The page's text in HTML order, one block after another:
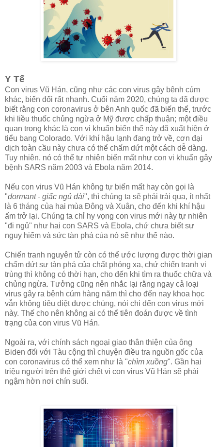
Y Tế
Con virus Vũ Hán, cũng như các con virus gây bệnh cúm
khác, biến đổi rất nhanh. Cuối năm 2020, chúng ta đã được
biết rằng con coronavirus ở bên Anh quốc đã biến thể, trước
khi liều thuốc chủng ngừa ở Mỹ được chấp thuận; một điều
quan trọng khác là con vi khuẩn biến thể này đã xuất hiện ở
tiểu bang Colorado. Với khí hậu lạnh đang trở về, cơn đại
dịch toàn cầu này chưa có thể chấm dứt một cách dễ dàng.
Tuy nhiên, nó có thể tự nhiên biến mất như con vi khuẩn gây
bệnh SARS năm 2003 và Ebola năm 2014.
Nếu con virus Vũ Hán không tự biến mất hay còn gọi là
"dormant - giấc ngủ dài", thì chúng ta sẽ phải trải qua, ít nhất
là 6 tháng của hai mùa Đông và Xuân, cho đến khi khí hậu
ấm trở lại. Chúng ta chỉ hy vọng con virus mới này tự nhiên
"đi ngủ" như hai con SARS và Ebola, chứ chưa biết sự
nguy hiểm và sức tàn phá của nó sẽ như thế nào.
Chiến tranh nguyên tử còn có thể ước lượng được thời gian
chấm dứt sự tàn phá của chất phóng xạ, chứ chiến tranh vi
trùng thì không có thời hạn, cho đến khi tìm ra thuốc chữa và
chủng ngừa. Tưởng cũng nên nhắc lại rằng ngay cả loại
virus gây ra bệnh cúm hàng năm thì cho đến nay khoa học
vẫn không tiêu diệt được chúng, nói chi đến con virus mới
này. Thế cho nên không ai có thể tiên đoán được về tình
trạng của con virus Vũ Hán.
Ngoài ra, với chính sách ngoại giao thân thiện của ông
Biden đối với Tàu cộng thì chuyện điều tra nguồn gốc của
con coronavirus có thể xem như là "chìm xuồng". Gần hai
triệu người trên thế giới chết vì con virus Vũ Hán sẽ phải
ngậm hờn nơi chín suối.